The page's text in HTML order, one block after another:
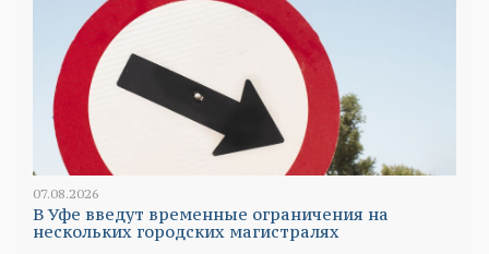
07.08.2026
В Уфе введут временные ограничения на
нескольких городских магистралях